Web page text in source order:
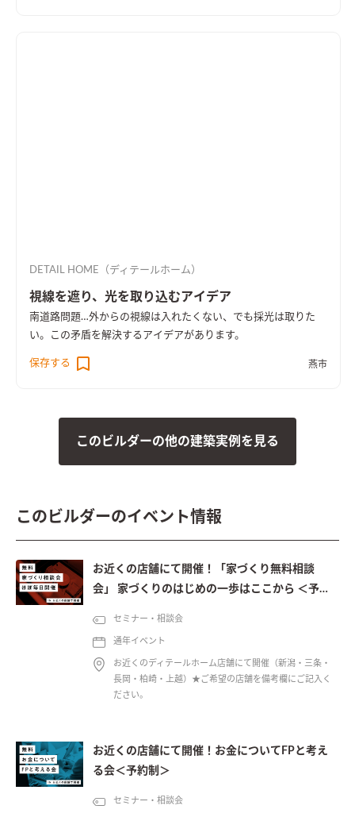
DETAIL HOME（ディテールホーム）
視線を遮り、光を取り込むアイデア
南道路問題…外からの視線は入れたくない、でも採光は取りた
い。この矛盾を解決するアイデアがあります。
保存する 燕市
このビルダーの他の建築実例を見る
このビルダーのイベント情報
お近くの店舗にて開催！「家づくり無料相談
会」 家づくりのはじめの一歩はここから ＜予約
セミナー・相談会
通年イベント
お近くのディテールホーム店舗にて開催（新潟・三条・
長岡・柏崎・上越）★ご希望の店舗を備考欄にご記入く
ださい。
お近くの店舗にて開催！お金についてFPと考え
る会＜予約制＞
セミナー・相談会